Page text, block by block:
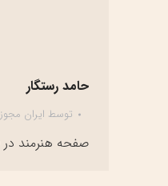
حامد رستگار
توسط ایران مجوز
صفحه هنرمند در IM Radio